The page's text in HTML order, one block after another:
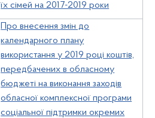
їх сімей на 2017-2019 роки
Про внесення змін до
календарного плану
використання у 2019 році коштів,
передбачених в обласному
бюджеті на виконання заходів
обласної комплексної програми
соціальної підтримки окремих